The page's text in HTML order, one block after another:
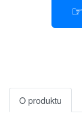
O produktu